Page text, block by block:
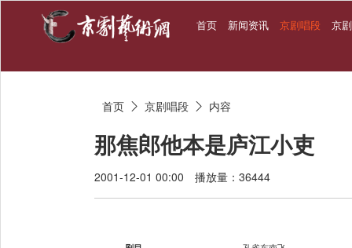
首页 新闻资讯 京剧唱段 京
首页  京剧唱段  内容
那焦郎他本是庐江小吏
2001-12-01 00:00 播放量：36444